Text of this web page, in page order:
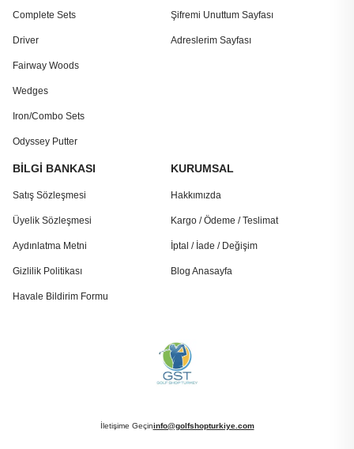
İletişime Geçininfo@golfshopturkiye.com
Complete Sets
Driver
Fairway Woods
Wedges
Iron/Combo Sets
Odyssey Putter
Şifremi Unuttum Sayfası
Adreslerim Sayfası
BİLGİ BANKASI
Satış Sözleşmesi
Üyelik Sözleşmesi
Aydınlatma Metni
Gizlilik Politikası
Havale Bildirim Formu
KURUMSAL
Hakkımızda
Kargo / Ödeme / Teslimat
İptal / İade / Değişim
Blog Anasayfa